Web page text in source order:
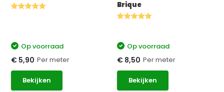
Op voorraad
€ 5,90 Per meter
Bekijken
Brique
Op voorraad
€ 8,50 Per meter
Bekijken